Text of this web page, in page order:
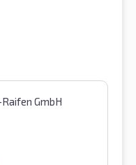
GmbH